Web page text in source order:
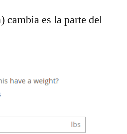
cambia es la parte del